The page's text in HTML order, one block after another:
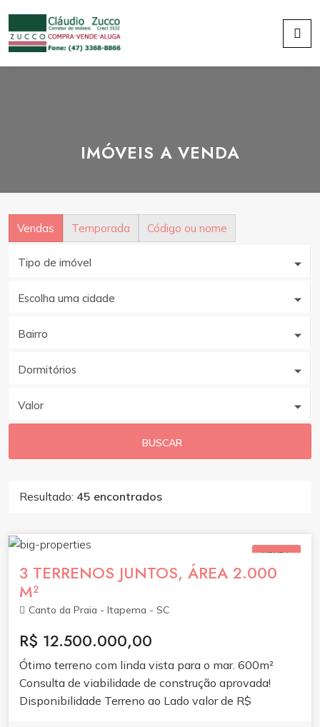
IMÓVEIS A VENDA
Vendas Temporada Código ou nome
Tipo de imóvel
Escolha uma cidade
Bairro
Dormitórios
Valor
BUSCAR
Resultado: 45 encontrados
VENDA
3 TERRENOS JUNTOS, ÁREA 2.000
M²
Canto da Praia - Itapema - SC
R$ 12.500.000,00
Ótimo terreno com linda vista para o mar. 600m²
Consulta de viabilidade de construção aprovada!
Disponibilidade Terreno ao Lado valor de R$